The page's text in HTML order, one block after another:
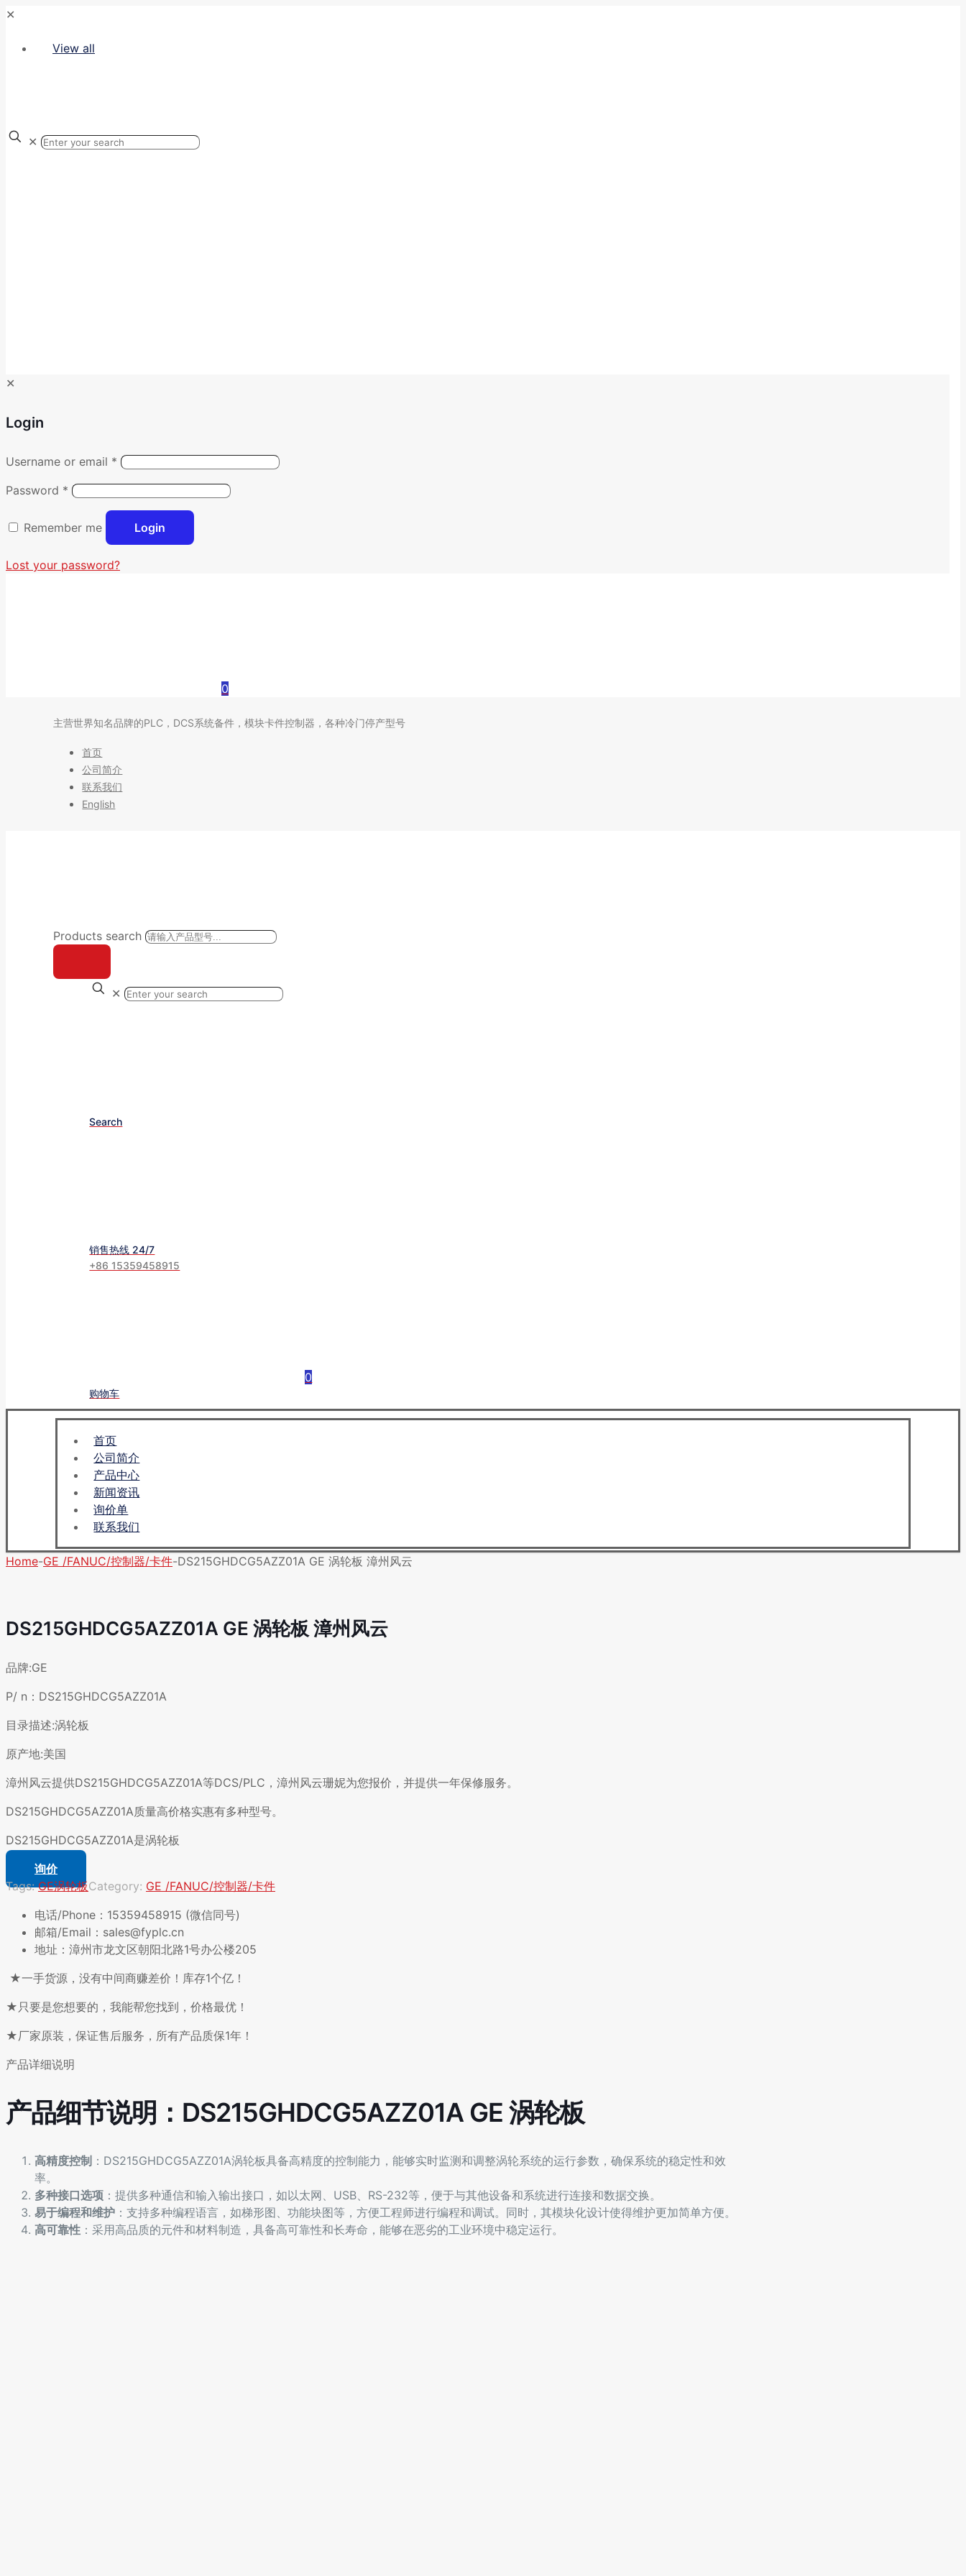
✕
View all
✕
✕
Login
Username or email *
Password *
Remember me Login
Lost your password?
0
主营世界知名品牌的PLC，DCS系统备件，模块卡件控制器，各种冷门停产型号
首页
公司简介
联系我们
English
Products search
✕
Search
销售热线 24/7
+86 15359458915
0
购物车
首页
公司简介
产品中心
新闻资讯
询价单
联系我们
Home-GE /FANUC/控制器/卡件-DS215GHDCG5AZZ01A GE 涡轮板 漳州风云
DS215GHDCG5AZZ01A GE 涡轮板 漳州风云
品牌:GE
P/ n：DS215GHDCG5AZZ01A
目录描述:涡轮板
原产地:美国
漳州风云提供DS215GHDCG5AZZ01A等DCS/PLC，漳州风云珊妮为您报价，并提供一年保修服务。
DS215GHDCG5AZZ01A质量高价格实惠有多种型号。
DS215GHDCG5AZZ01A是涡轮板
询价
Tags:GE涡轮板Category: GE /FANUC/控制器/卡件
电话/Phone：15359458915 (微信同号)
邮箱/Email：sales@fyplc.cn
地址：漳州市龙文区朝阳北路1号办公楼205
★一手货源，没有中间商赚差价！库存1个亿！
★只要是您想要的，我能帮您找到，价格最优！
★厂家原装，保证售后服务，所有产品质保1年！
产品详细说明
产品细节说明：DS215GHDCG5AZZ01A GE 涡轮板
高精度控制 ：DS215GHDCG5AZZ01A涡轮板具备高精度的控制能力，能够实时监测和调整涡轮系统的运行参数，确保系统的稳定性和效
率。
多种接口选项 ：提供多种通信和输入输出接口，如以太网、USB、RS-232等，便于与其他设备和系统进行连接和数据交换。
易于编程和维护 ：支持多种编程语言，如梯形图、功能块图等，方便工程师进行编程和调试。同时，其模块化设计使得维护更加简单方便。
高可靠性 ：采用高品质的元件和材料制造，具备高可靠性和长寿命，能够在恶劣的工业环境中稳定运行。